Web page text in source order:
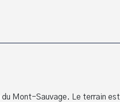
du Mont-Sauvage. Le terrain est